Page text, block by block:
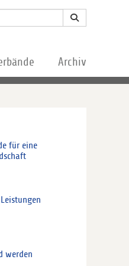
Archiv
für eine
werden